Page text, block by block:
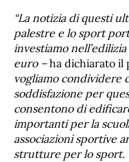
“La notizia di questi
palestre e lo sport
investiamo
euro –ha dichiarato il
vogliamo condividere
soddisfazione per
consentono di
importanti per la
associazioni sportive
strutture per lo sport.